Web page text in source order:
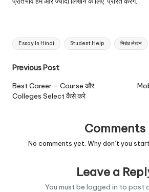
Tags:
Essay In Hindi Student Help निबंध लेखन
Post
navigation
Previous Post
Best Career – Course और
Colleges Select कैसे करे
Comments
No comments yet. Why don’t you
Leave a
You must be logged in to post